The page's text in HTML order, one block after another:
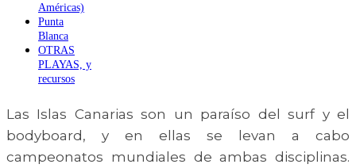
Américas)
Punta
Blanca
OTRAS
PLAYAS, y
recursos
Las Islas Canarias son un paraíso del surf y el
bodyboard, y en ellas se levan a cabo
campeonatos mundiales de ambas disciplinas.